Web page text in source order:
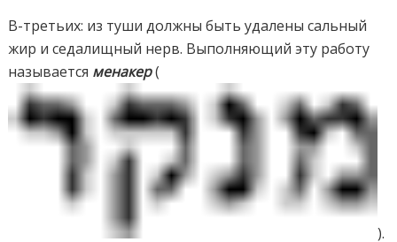
В-третьих: из туши должны быть удалены сальный
жир и седалищный нерв. Выполняющий эту работу
называется менакер(
).